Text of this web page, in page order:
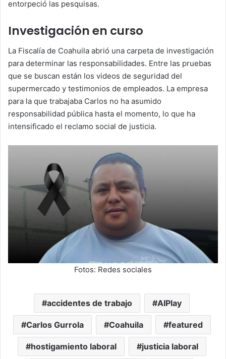
entorpeció las pesquisas.
Investigación en curso
La Fiscalía de Coahuila abrió una carpeta de investigación
para determinar las responsabilidades. Entre las pruebas
que se buscan están los videos de seguridad del
supermercado y testimonios de empleados. La empresa
para la que trabajaba Carlos no ha asumido
responsabilidad pública hasta el momento, lo que ha
intensificado el reclamo social de justicia.
Fotos: Redes sociales
accidentes de trabajo AIPlay
Carlos Gurrola Coahuila featured
hostigamiento laboral justicia laboral